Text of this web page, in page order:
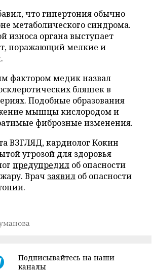
что гипертония обычно
метаболического синдрома.
износа органа выступает
поражающий мелкие и
фактором медик назвал
бляшек в
Подобные образования
мышцы кислородом и
фиброзные изменения.
ВЗГЛЯД, кардиолог Кокин
угрозой для здоровья
предупредил об опасности
Врач заявил об опасности
Подписывайтесь на наши
каналы